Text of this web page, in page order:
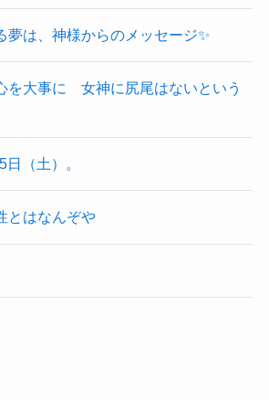
夢は、神様からのメッセージ✨
を大事に 女神に尻尾はないという
（土）。
とはなんぞや